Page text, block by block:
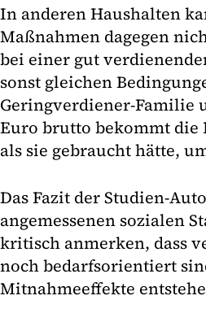
In anderen Haushalten
Maßnahmen dagegen
bei einer gut
sonst gleichen
Geringverdiener-Familie
Euro brutto bekommt die
als sie gebraucht hätte,
Das Fazit der Studien-
angemessenen sozialen
kritisch anmerken, dass
noch bedarfsorientiert
Mitnahmeeffekte